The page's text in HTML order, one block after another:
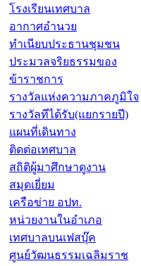
โรงเรียนเทศบาล
อากาศอำนวย
ทำเนียบประธานชุมชน
ประมวลจริยธรรมของ
ข้าราชการ
รางวัลแห่งความภาคภูมิใจ
รางวัลทีได้รับ(แยกรายปี)
แผนที่เดินทาง
ติดต่อเทศบาล
สถิติผู้มาศึกษาดูงาน
สมุดเยี่ยม
เครือข่าย อปท.
หน่วยงานในอำเภอ
เทศบาลบนเฟสบุ๊ค
ศูนย์วัฒนธรรมเฉลิมราช